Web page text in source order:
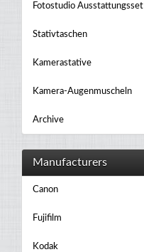
Fotostudio Ausstattungsset
Stativtaschen
Kamerastative
Kamera-Augenmuscheln
Archive
Manufacturers
Canon
Fujifilm
Kodak